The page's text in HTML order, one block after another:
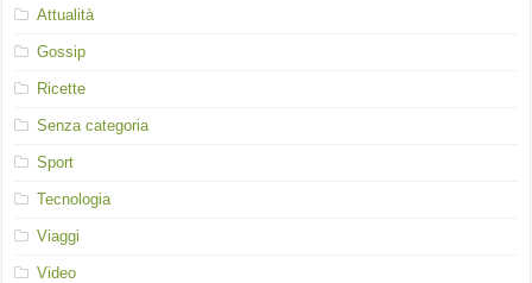
Attualità
Gossip
Ricette
Senza categoria
Sport
Tecnologia
Viaggi
Video